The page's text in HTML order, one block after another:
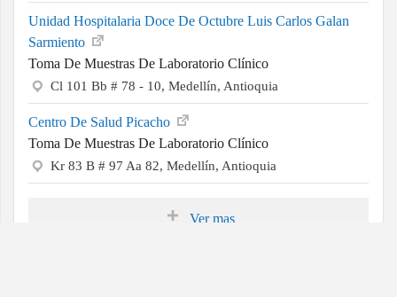
Unidad Hospitalaria Doce De Octubre Luis Carlos Galan
Sarmiento
Toma De Muestras De Laboratorio Clínico
Cl 101 Bb # 78 - 10, Medellín, Antioquia
Centro De Salud Picacho
Toma De Muestras De Laboratorio Clínico
Kr 83 B # 97 Aa 82, Medellín, Antioquia
Ver mas